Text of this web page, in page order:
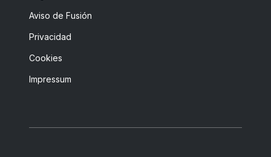
Aviso de Fusión
Privacidad
Cookies
Impressum